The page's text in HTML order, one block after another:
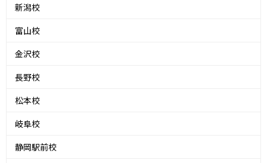
新潟校
富山校
金沢校
長野校
松本校
岐阜校
静岡駅前校